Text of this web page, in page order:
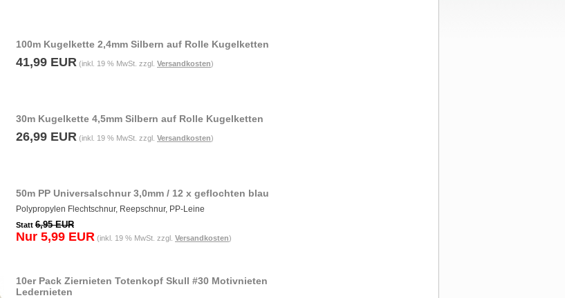
100m Kugelkette 2,4mm Silbern auf Rolle Kugelketten
41,99 EUR (inkl. 19 % MwSt. zzgl. Versandkosten)
30m Kugelkette 4,5mm Silbern auf Rolle Kugelketten
26,99 EUR (inkl. 19 % MwSt. zzgl. Versandkosten)
50m PP Universalschnur 3,0mm / 12 x geflochten blau
Polypropylen Flechtschnur, Reepschnur, PP-Leine
Statt 6,95 EUR
Nur 5,99 EUR (inkl. 19 % MwSt. zzgl. Versandkosten)
10er Pack Ziernieten Totenkopf Skull #30 Motivnieten
Ledernieten